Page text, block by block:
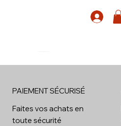
PAIEMENT SÉCURISÉ
Faites vos achats en
toute sécurité